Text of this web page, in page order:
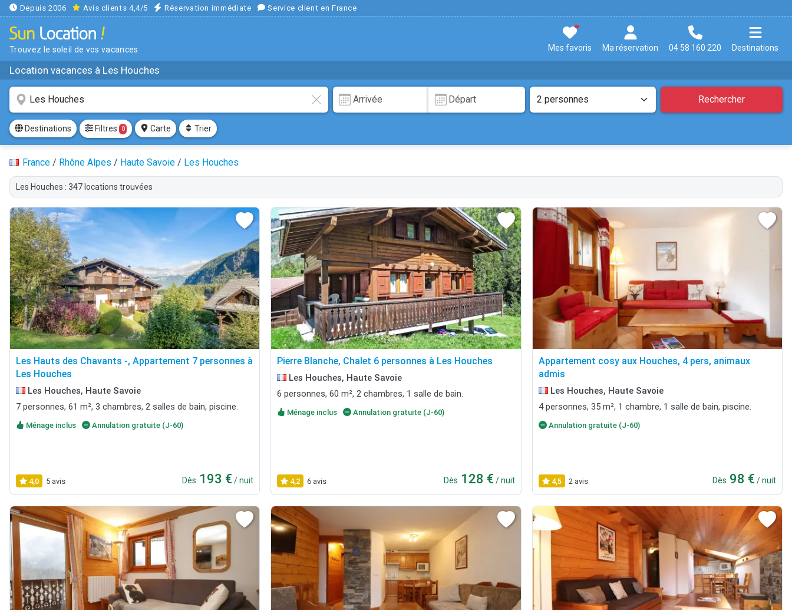
Depuis 2006 Avis clients 4,4/5 Réservation immédiate Service client en France
Trouvez le soleil de vos vacances Mes favoris Ma réservation 04 58 160 220 Destinations
Location vacances à Les Houches
Rechercher
Destinations Filtres 0 Carte Trier
France / Rhône Alpes / Haute Savoie / Les Houches
Les Houches : 347 locations trouvées
Les Hauts des Chavants -, Appartement 7 personnes à
Les Houches
Les Houches, Haute Savoie
7 personnes, 61 m², 3 chambres, 2 salles de bain, piscine.
Ménage inclus Annulation gratuite (J-60)
4,0 5 avis Dès 193 € / nuit
Pierre Blanche, Chalet 6 personnes à Les Houches
Les Houches, Haute Savoie
6 personnes, 60 m², 2 chambres, 1 salle de bain.
Ménage inclus Annulation gratuite (J-60)
4,2 6 avis Dès 128 € / nuit
Appartement cosy aux Houches, 4 pers, animaux
admis
Les Houches, Haute Savoie
4 personnes, 35 m², 1 chambre, 1 salle de bain, piscine.
Annulation gratuite (J-60)
4,5 2 avis Dès 98 € / nuit